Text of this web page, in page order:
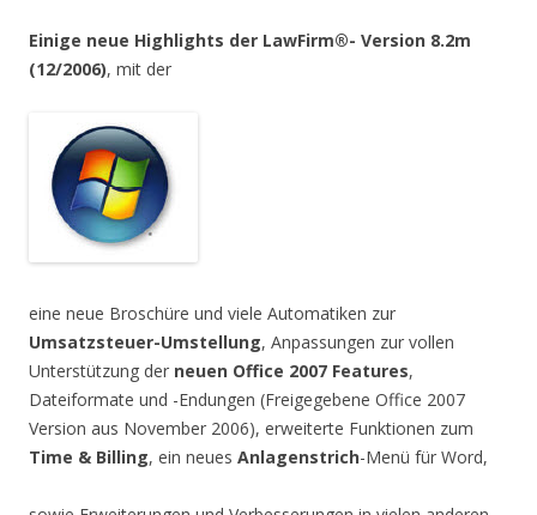
Einige neue Highlights der LawFirm®- Version 8.2m
(12/2006), mit der
eine neue Broschüre und viele Automatiken zur
Umsatzsteuer-Umstellung, Anpassungen zur vollen
Unterstützung der neuen Office 2007 Features,
Dateiformate und -Endungen (Freigegebene Office 2007
Version aus November 2006), erweiterte Funktionen zum
Time & Billing, ein neues Anlagenstrich-Menü für Word,